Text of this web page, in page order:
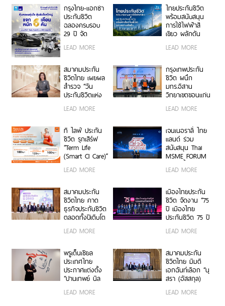
ความมุ่งมั่นใน
การเคียงข้าง
ลูกค้าในทุกช่วง
ของชีวิต
สะท้อนอินไซต์ผู้
ป่วยมะเร็ง
ตอกย้ำจุดขาย
คุ้มครองต่อเนื่อง
กรุงไทย-แอกซ่า
ประกันชีวิต
ฉลองครบรอบ
29 ปี จัด
“คุ้มครองอุ่นใจ
เดือน 6 คัน” ลุ้น
รับของรางวัล
มูลค่ารวมกว่า 7
ล้านบาท
LEAD MORE
ไทยประกันชีวิต
พร้อมสนับสนุน
การใช้ไฟฟ้าสี
เขียว ผลักดัน
บริษัทประกันชีวิต
LEAD MORE
สมาคมประกัน
ชีวิตไทย เผยผล
สำรวจ “วัน
ประกันชีวิตแห่ง
ชี้คนไทยยังให้
การออมและการ
บริหารความเสี่ยง
“ประกันออม
ทรัพย์ครองความ
นิยม ขณะที่
ประกันสุขภาพยัง
สำคัญ สื่อดิจิทัล
ขึ้นแท่นช่องทาง
หลักเข้าถึง
ประชาชน”
LEAD MORE
กรุงเทพประกัน
ชีวิต ผนึก
มทร.อีสาน
วิทยาเขตขอนแก่น
คุณภาพสู่ธุรกิจ
LEAD MORE
ที ไลฟ์ ประกัน
ชีวิต รุกเสิร์ฟ
“Term Life
(Smart CI Care)”
ชีวิตและโรคร้าย
ครอบคลุม 30
โรคร้ายแรง ผ่าน
ช่องทางออนไลน์
เน้นซื้อง่าย
โจทย์ผู้บริโภคยุค
LEAD MORE
เจนเนอราลี่ ไทย
แลนด์ ร่วม
สนับสนุน Thai
MSME FORUM
2026 ย้ำความมุ่ง
มั่น เสริมสร้าง
ประกอบการ
วิสาหกิจขนาด
กลางและขนาด
ย่อม (MSME)
LEAD MORE
สมาคมประกัน
ชีวิตไทย คาด
ธุรกิจประกันชีวิต
ตลอดทั้งปีเติบโต
3.5% คิดเป็นเบี้ย
แสนล้านบาท เท
รนด์แบบประกัน
ดูแลสุขภาพ–
สังคมสูงวัยยังได้
LEAD MORE
เมืองไทยประกัน
ชีวิต จัดงาน “75
ปี เมืองไทย
ประกันชีวิต 75 ปี
ปลุกสุดยอดพลัง
ทุกช่องทางการ
ขายอย่างยิ่งใหญ่
ประกาศเดินหน้า
สร้าง Longevity
Ecosystem ยก
ระดับคุณภาพ
LEAD MORE
พรูเด็นเชียล
ประเทศไทย
ประกาศแต่งตั้ง
“ปานเทพย์ นิล
ตำแหน่ง ประธาน
LEAD MORE
สมาคมประกัน
ชีวิตไทย มีมติ
เอกฉันท์เลือก “นุ
สรา (อัสสกุล)
ดำรงตำแหน่ง
LEAD MORE